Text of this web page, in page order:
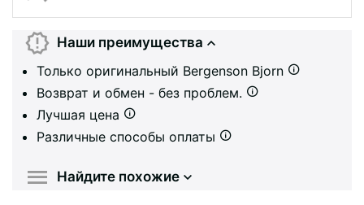
Наши преимущества
Только оригинальный Bergenson Bjorn
Возврат и обмен - без проблем.
Лучшая цена
Различные способы оплаты
Найдите похожие